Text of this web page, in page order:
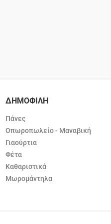
ΔΗΜΟΦΙΛΗ
Πάνες
Οπωροπωλείο - Μαναβική
Γιαούρτια
Φέτα
Καθαριστικά
Μωρομάντηλα